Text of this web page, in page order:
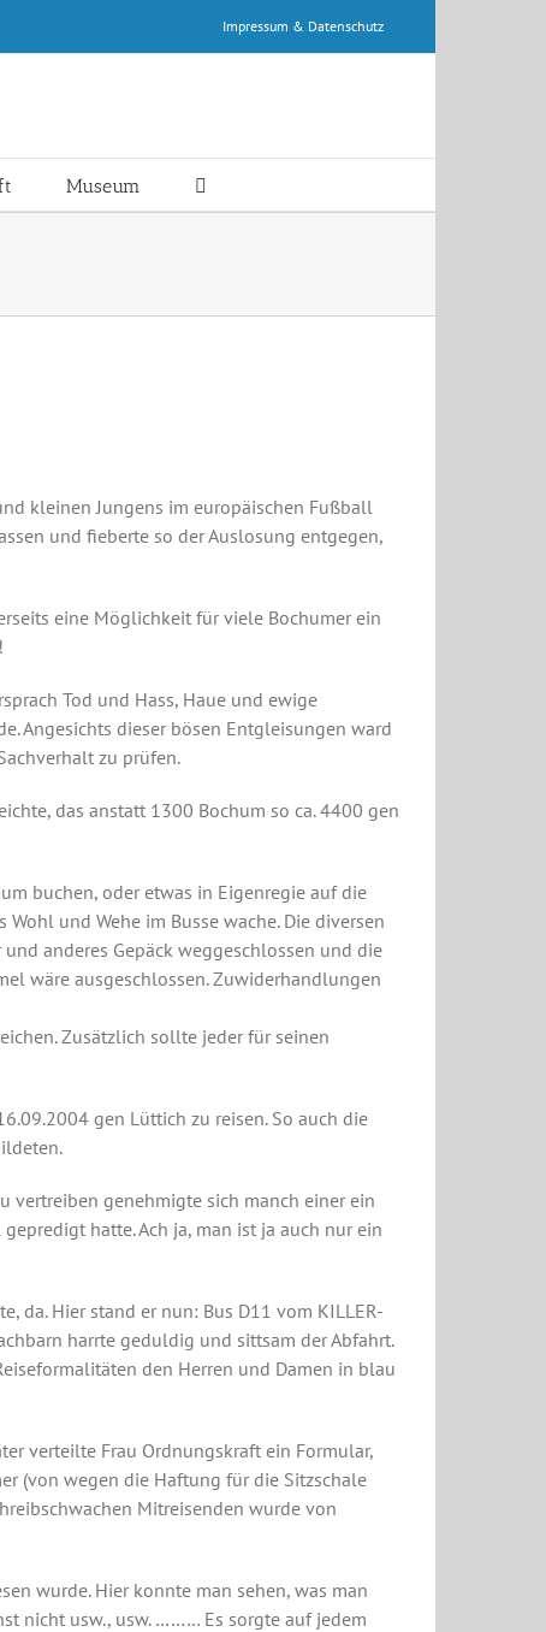
Impressum & Datenschutz
Museum
kleinen Jungens im europäischen Fußball
und fieberte so der Auslosung entgegen,
eine Möglichkeit für viele Bochumer ein
Tod und Hass, Haue und ewige
Angesichts dieser bösen Entgleisungen ward
zu prüfen.
das anstatt 1300 Bochum so ca. 4400 gen
buchen, oder etwas in Eigenregie auf die
und Wehe im Busse wache. Die diversen
anderes Gepäck weggeschlossen und die
wäre ausgeschlossen. Zuwiderhandlungen
Zusätzlich sollte jeder für seinen
gen Lüttich zu reisen. So auch die
vertreiben genehmigte sich manch einer ein
hatte. Ach ja, man ist ja auch nur ein
da. Hier stand er nun: Bus D11 vom KILLER-
harrte geduldig und sittsam der Abfahrt.
den Herren und Damen in blau
verteilte Frau Ordnungskraft ein Formular,
(von wegen die Haftung für die Sitzschale
Mitreisenden wurde von
wurde. Hier konnte man sehen, was man
nicht usw., usw. ……… Es sorgte auf jedem